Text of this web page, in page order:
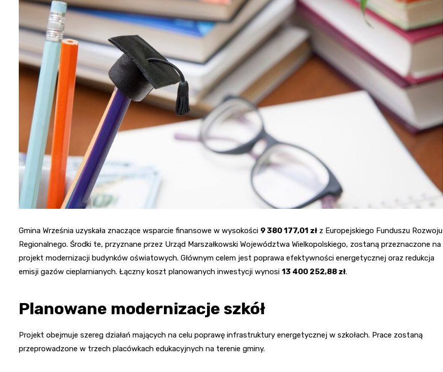
Gmina Września uzyskała znaczące wsparcie finansowe w wysokości 9 380 177,01 zł z Europejskiego Funduszu Rozwoju
Regionalnego. Środki te, przyznane przez Urząd Marszałkowski Województwa Wielkopolskiego, zostaną przeznaczone na
projekt modernizacji budynków oświatowych. Głównym celem jest poprawa efektywności energetycznej oraz redukcja
emisji gazów cieplarnianych. Łączny koszt planowanych inwestycji wynosi 13 400 252,88 zł.
Planowane modernizacje szkół
Projekt obejmuje szereg działań mających na celu poprawę infrastruktury energetycznej w szkołach. Prace zostaną
przeprowadzone w trzech placówkach edukacyjnych na terenie gminy.